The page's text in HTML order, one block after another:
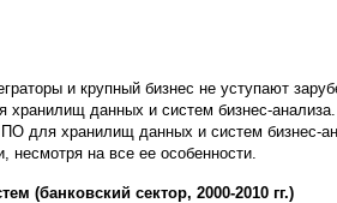
и крупный бизнес не уступают
хранилищ данных и систем бизнес-
для хранилищ данных и систем бизнес-
несмотря на все ее особенности.
(банковский сектор, 2000-2010 гг.)